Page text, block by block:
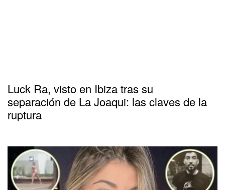
Luck Ra, visto en Ibiza tras su
separación de La Joaqui: las claves de la
ruptura